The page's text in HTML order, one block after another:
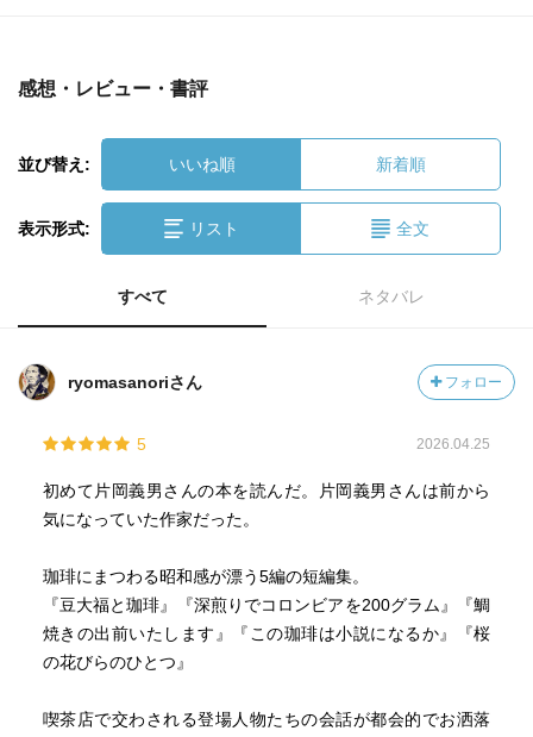
感想・レビュー・書評
並び替え: いいね順 新着順
表示形式: リスト 全文
すべて ネタバレ
ryomasanoriさん フォロー
5 2026.04.25
初めて片岡義男さんの本を読んだ。片岡義男さんは前から
気になっていた作家だった。
珈琲にまつわる昭和感が漂う5編の短編集。
『豆大福と珈琲』『深煎りでコロンビアを200グラム』『鯛
焼きの出前いたします』『この珈琲は小説になるか』『桜
の花びらのひとつ』
喫茶店で交わされる登場人物たちの会話が都会的でお洒落